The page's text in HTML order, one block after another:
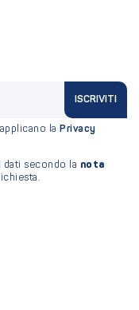
ISCRIVITI
la Privacy
secondo la nota